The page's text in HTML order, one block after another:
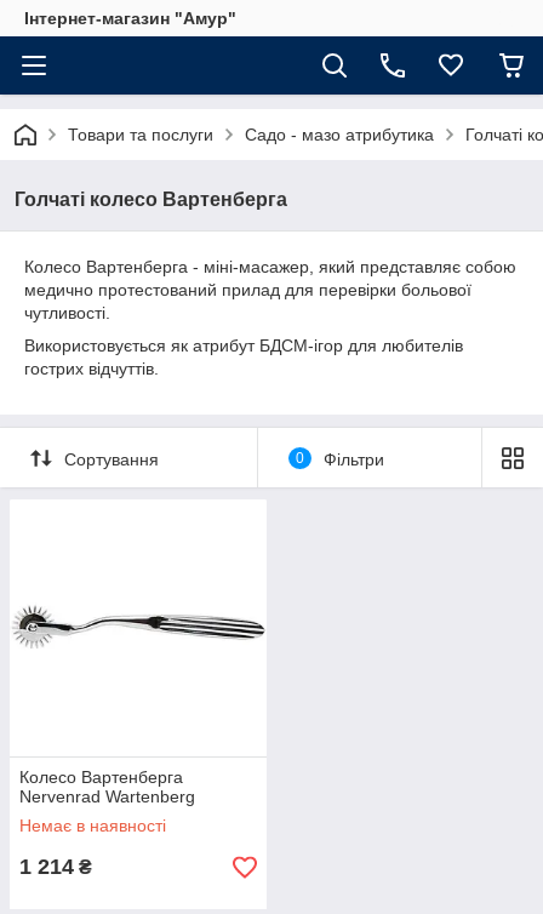
Інтернет-магазин "Амур"
Товари та послуги Садо - мазо атрибутика Голчаті
Голчаті колесо Вартенберга
Колесо Вартенберга - міні-масажер, який представляє собою
медично протестований прилад для перевірки больової
чутливості.
Використовується як атрибут БДСМ-ігор для любителів
гострих відчуттів.
Сортування 0 Фільтри
Колесо Вартенберга
Nervenrad Wartenberg
Немає в наявності
1 214 ₴